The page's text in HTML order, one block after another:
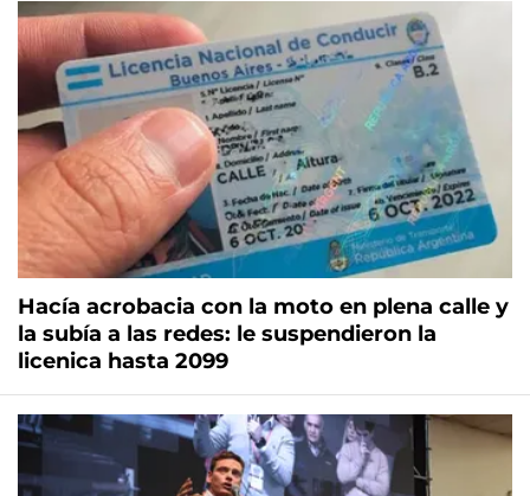
Hacía acrobacia con la moto en plena calle y
la subía a las redes: le suspendieron la
licenica hasta 2099